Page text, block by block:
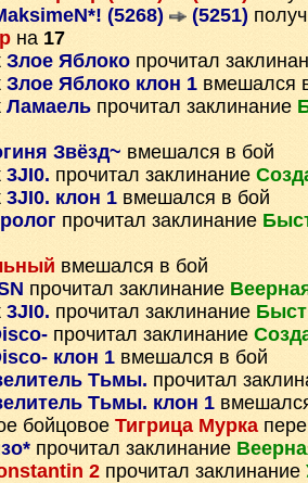
(5268) (5251)
на 17
Злое Яблоко прочитал
Злое Яблоко клон 1 вмешался
Ламаель прочитал заклинание
Звёзд~ вмешался в бой
3JI0. прочитал заклинание
3JI0. клон 1 вмешался в бой
прочитал заклинание
вмешался в бой
прочитал заклинание
3JI0. прочитал заклинание
прочитал заклинание
клон 1 вмешался в бой
Тьмы. прочитал
Тьмы. клон 1
бойцовое Тигрица Мурка
прочитал заклинание
2 прочитал заклинание